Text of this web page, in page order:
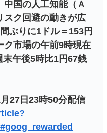
国の人工知能（Ａ
スク回避の動きが広
ぶりに1ドル＝153円
ク市場の午前9時現在
午後5時比1円67銭
27日23時50分配信